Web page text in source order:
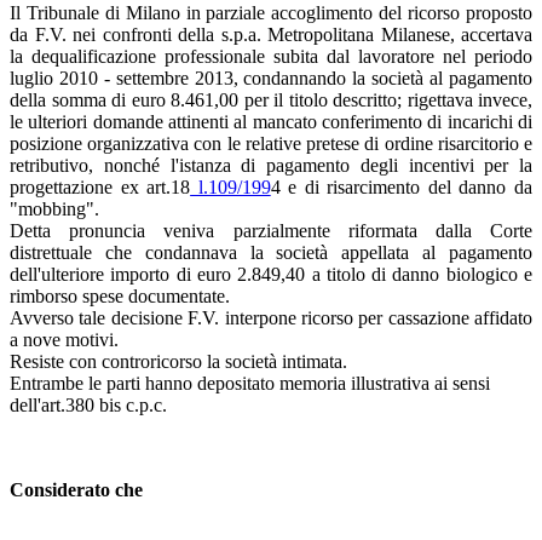
Il Tribunale di Milano in parziale accoglimento del ricorso proposto
da F.V. nei confronti della s.p.a. Metropolitana Milanese, accertava
la dequalificazione professionale subita dal lavoratore nel periodo
luglio 2010 - settembre 2013, condannando la società al pagamento
della somma di euro 8.461,00 per il titolo descritto; rigettava invece,
le ulteriori domande attinenti al mancato conferimento di incarichi di
posizione organizzativa con le relative pretese di ordine risarcitorio e
retributivo, nonché l'istanza di pagamento degli incentivi per la
progettazione ex art.18 l.109/1994 e di risarcimento del danno da
"mobbing".
Detta pronuncia veniva parzialmente riformata dalla Corte
distrettuale che condannava la società appellata al pagamento
dell'ulteriore importo di euro 2.849,40 a titolo di danno biologico e
rimborso spese documentate.
Avverso tale decisione F.V. interpone ricorso per cassazione affidato
a nove motivi.
Resiste con controricorso la società intimata.
Entrambe le parti hanno depositato memoria illustrativa ai sensi
dell'art.380 bis c.p.c.
Considerato che